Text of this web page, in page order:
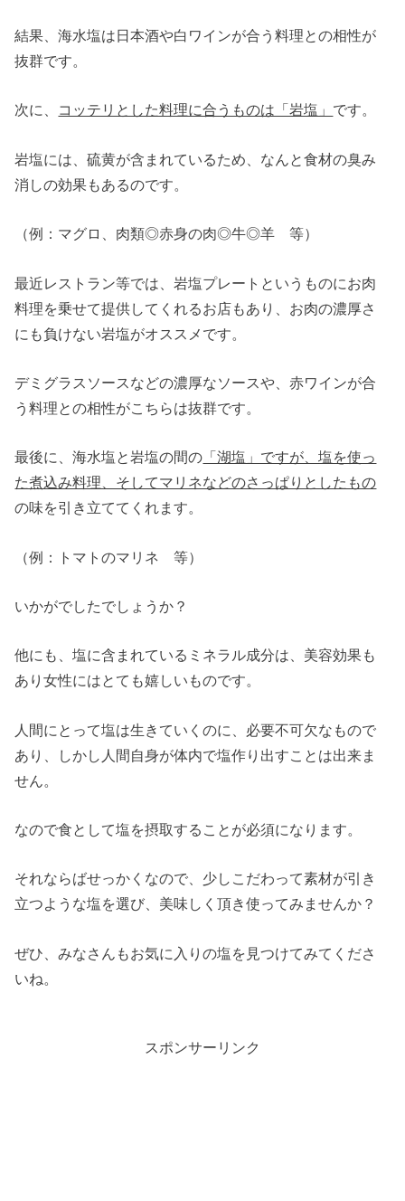
結果、海水塩は日本酒や白ワインが合う料理との相性が
抜群です。
次に、 コッテリとした料理に合うものは「岩塩」 です。
岩塩には、硫黄が含まれているため、なんと食材の臭み
消しの効果もあるのです。
（例：マグロ、肉類◎赤身の肉◎牛◎羊 等）
最近レストラン等では、岩塩プレートというものにお肉
料理を乗せて提供してくれるお店もあり、お肉の濃厚さ
にも負けない岩塩がオススメです。
デミグラスソースなどの濃厚なソースや、赤ワインが合
う料理との相性がこちらは抜群です。
最後に、海水塩と岩塩の間の 「湖塩」ですが、塩を使っ
た煮込み料理、そしてマリネなどのさっぱりとしたもの
の味を引き立ててくれます。
（例：トマトのマリネ 等）
いかがでしたでしょうか？
他にも、塩に含まれているミネラル成分は、美容効果も
あり女性にはとても嬉しいものです。
人間にとって塩は生きていくのに、必要不可欠なもので
あり、しかし人間自身が体内で塩作り出すことは出来ま
せん。
なので食として塩を摂取することが必須になります。
それならばせっかくなので、少しこだわって素材が引き
立つような塩を選び、美味しく頂き使ってみませんか？
ぜひ、みなさんもお気に入りの塩を見つけてみてくださ
いね。
スポンサーリンク